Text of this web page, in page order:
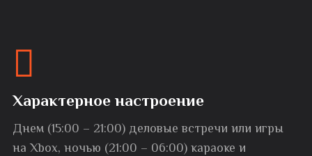
Характерное настроение
Днем (15:00 – 21:00) деловые встречи или игры
на Xbox, ночью (21:00 – 06:00) караоке и